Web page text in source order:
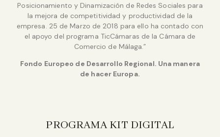
Posicionamiento y Dinamización de Redes Sociales para
la mejora de competitividad y productividad de la
empresa. 25 de Marzo de 2018 para ello ha contado con
el apoyo del programa TicCámaras de la Cámara de
Comercio de Málaga.”
Fondo Europeo de Desarrollo Regional. Una manera
de hacer Europa.
PROGRAMA KIT DIGITAL